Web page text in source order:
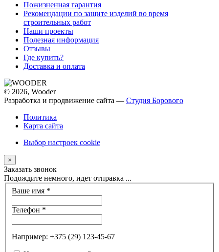
Пожизненная гарантия
Рекомендации по защите изделий во время
строительных работ
Наши проекты
Полезная информация
Отзывы
Где купить?
Доставка и оплата
© 2026, Wooder
Разработка и продвижение сайта — Студия Борового
Политика
Карта сайта
Выбор настроек cookie
×
Заказать звонок
Подождите немного, идет отправка ...
Ваше имя *
Телефон *
Например: +375 (29) 123-45-67